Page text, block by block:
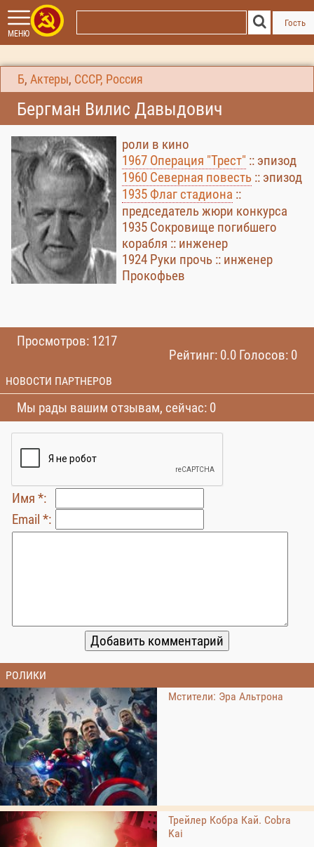
МЕНЮ
Гость
Б, Актеры, СССР, Россия
Бергман Вилис Давыдович
роли в кино
1967 Операция "Трест" :: эпизод
1960 Северная повесть :: эпизод
1935 Флаг стадиона ::
председатель жюри конкурса
1935 Сокровище погибшего
корабля :: инженер
1924 Руки прочь :: инженер
Прокофьев
Просмотров: 1217
Рейтинг: 0.0 Голосов: 0
НОВОСТИ ПАРТНЕРОВ
Мы рады вашим отзывам, сейчас: 0
Имя *:
Email *:
РОЛИКИ
Мстители: Эра Альтрона
Трейлер Кобра Кай. Cobra
Kai